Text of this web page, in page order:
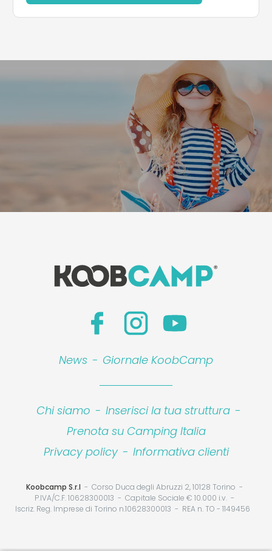
News - Giornale KoobCamp
Chi siamo - Inserisci la tua struttura -
Prenota su Camping Italia
Privacy policy - Informativa clienti
Koobcamp S.r.l
Corso Duca degli Abruzzi 2, 10128 Torino
P.IVA/C.F. 10628300013
Capitale Sociale € 10.000 i.v.
Iscriz. Reg. Imprese di Torino n.10628300013
REA n. TO - 1149456